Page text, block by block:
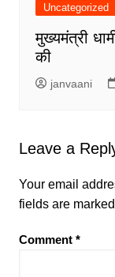
Uncategorized
मुख्यमंत्री
की
janvaani
Leave a
Your email
fields are marked
Comment *